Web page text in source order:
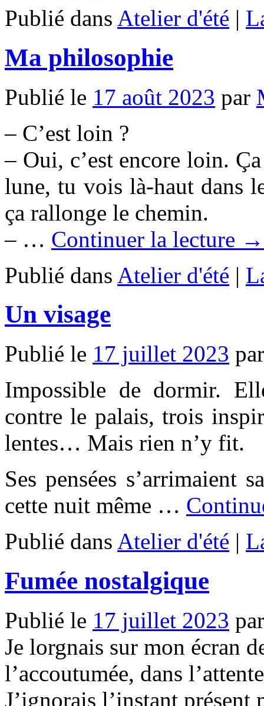
Publié dans Atelier d'été |
Ma philosophie
Publié le 17 août 2023 par
– C’est loin ?
– Oui, c’est encore loin.
lune, tu vois là-haut dans
ça rallonge le chemin.
– … Continuer la lecture →
Publié dans Atelier d'été |
Un visage
Publié le 17 juillet 2023 par
Impossible de dormir.
contre le palais, trois
lentes… Mais rien n’y fit.
Ses pensées s’arrimaient
cette nuit même …
Publié dans Atelier d'été |
Fumée nostalgique
Publié le 17 juillet 2023 par
Je lorgnais sur mon écran
l’accoutumée, dans
J’ignorais l’instant